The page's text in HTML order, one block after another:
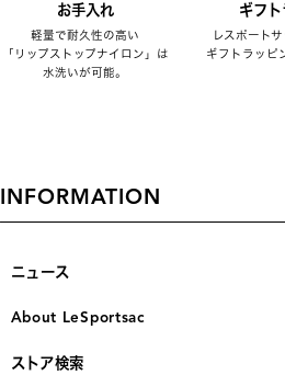
お手入れ
軽量で耐久性の高い
「リップストップナイロン」は
水洗いが可能。
ギフ
レスポート
ギフトラッピ
INFORMATION
ニュース
About LeSportsac
ストア検索